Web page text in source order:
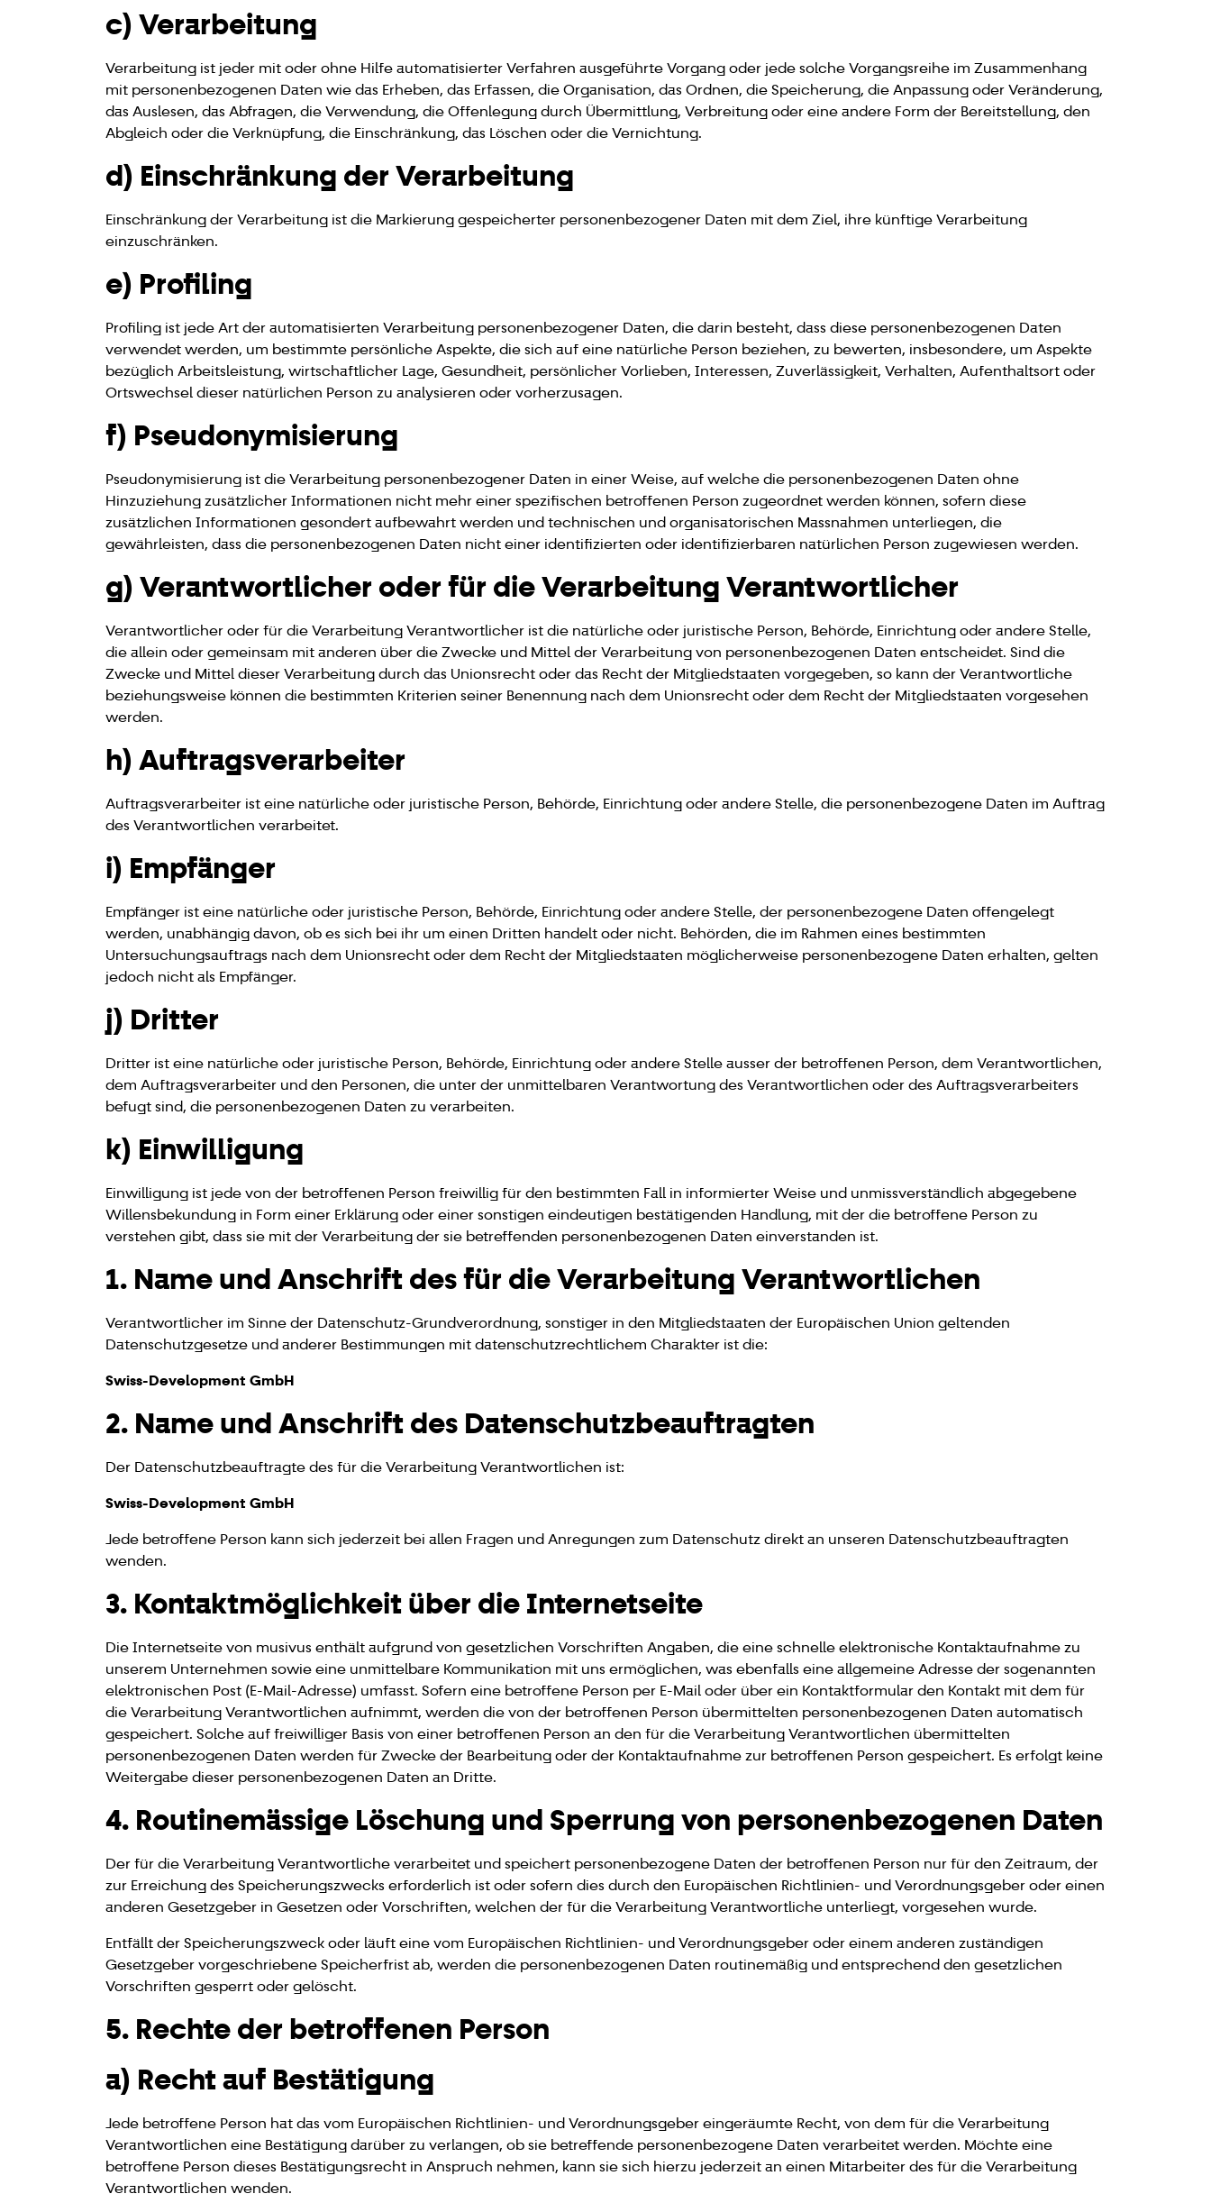
c) Verarbeitung
Verarbeitung ist jeder mit oder ohne Hilfe automatisierter Verfahren ausgeführte Vorgang oder jede solche Vorgangsreihe im Zusammenhang
mit personenbezogenen Daten wie das Erheben, das Erfassen, die Organisation, das Ordnen, die Speicherung, die Anpassung oder Veränderung,
das Auslesen, das Abfragen, die Verwendung, die Offenlegung durch Übermittlung, Verbreitung oder eine andere Form der Bereitstellung, den
Abgleich oder die Verknüpfung, die Einschränkung, das Löschen oder die Vernichtung.
d) Einschränkung der Verarbeitung
Einschränkung der Verarbeitung ist die Markierung gespeicherter personenbezogener Daten mit dem Ziel, ihre künftige Verarbeitung
einzuschränken.
e) Profiling
Profiling ist jede Art der automatisierten Verarbeitung personenbezogener Daten, die darin besteht, dass diese personenbezogenen Daten
verwendet werden, um bestimmte persönliche Aspekte, die sich auf eine natürliche Person beziehen, zu bewerten, insbesondere, um Aspekte
bezüglich Arbeitsleistung, wirtschaftlicher Lage, Gesundheit, persönlicher Vorlieben, Interessen, Zuverlässigkeit, Verhalten, Aufenthaltsort oder
Ortswechsel dieser natürlichen Person zu analysieren oder vorherzusagen.
f) Pseudonymisierung
Pseudonymisierung ist die Verarbeitung personenbezogener Daten in einer Weise, auf welche die personenbezogenen Daten ohne
Hinzuziehung zusätzlicher Informationen nicht mehr einer spezifischen betroffenen Person zugeordnet werden können, sofern diese
zusätzlichen Informationen gesondert aufbewahrt werden und technischen und organisatorischen Massnahmen unterliegen, die
gewährleisten, dass die personenbezogenen Daten nicht einer identifizierten oder identifizierbaren natürlichen Person zugewiesen werden.
g) Verantwortlicher oder für die Verarbeitung Verantwortlicher
Verantwortlicher oder für die Verarbeitung Verantwortlicher ist die natürliche oder juristische Person, Behörde, Einrichtung oder andere Stelle,
die allein oder gemeinsam mit anderen über die Zwecke und Mittel der Verarbeitung von personenbezogenen Daten entscheidet. Sind die
Zwecke und Mittel dieser Verarbeitung durch das Unionsrecht oder das Recht der Mitgliedstaaten vorgegeben, so kann der Verantwortliche
beziehungsweise können die bestimmten Kriterien seiner Benennung nach dem Unionsrecht oder dem Recht der Mitgliedstaaten vorgesehen
werden.
h) Auftragsverarbeiter
Auftragsverarbeiter ist eine natürliche oder juristische Person, Behörde, Einrichtung oder andere Stelle, die personenbezogene Daten im Auftrag
des Verantwortlichen verarbeitet.
i) Empfänger
Empfänger ist eine natürliche oder juristische Person, Behörde, Einrichtung oder andere Stelle, der personenbezogene Daten offengelegt
werden, unabhängig davon, ob es sich bei ihr um einen Dritten handelt oder nicht. Behörden, die im Rahmen eines bestimmten
Untersuchungsauftrags nach dem Unionsrecht oder dem Recht der Mitgliedstaaten möglicherweise personenbezogene Daten erhalten, gelten
jedoch nicht als Empfänger.
j) Dritter
Dritter ist eine natürliche oder juristische Person, Behörde, Einrichtung oder andere Stelle ausser der betroffenen Person, dem Verantwortlichen,
dem Auftragsverarbeiter und den Personen, die unter der unmittelbaren Verantwortung des Verantwortlichen oder des Auftragsverarbeiters
befugt sind, die personenbezogenen Daten zu verarbeiten.
k) Einwilligung
Einwilligung ist jede von der betroffenen Person freiwillig für den bestimmten Fall in informierter Weise und unmissverständlich abgegebene
Willensbekundung in Form einer Erklärung oder einer sonstigen eindeutigen bestätigenden Handlung, mit der die betroffene Person zu
verstehen gibt, dass sie mit der Verarbeitung der sie betreffenden personenbezogenen Daten einverstanden ist.
1. Name und Anschrift des für die Verarbeitung Verantwortlichen
Verantwortlicher im Sinne der Datenschutz-Grundverordnung, sonstiger in den Mitgliedstaaten der Europäischen Union geltenden
Datenschutzgesetze und anderer Bestimmungen mit datenschutzrechtlichem Charakter ist die:
Swiss-Development GmbH
2. Name und Anschrift des Datenschutzbeauftragten
Der Datenschutzbeauftragte des für die Verarbeitung Verantwortlichen ist:
Swiss-Development GmbH
Jede betroffene Person kann sich jederzeit bei allen Fragen und Anregungen zum Datenschutz direkt an unseren Datenschutzbeauftragten
wenden.
3. Kontaktmöglichkeit über die Internetseite
Die Internetseite von musivus enthält aufgrund von gesetzlichen Vorschriften Angaben, die eine schnelle elektronische Kontaktaufnahme zu
unserem Unternehmen sowie eine unmittelbare Kommunikation mit uns ermöglichen, was ebenfalls eine allgemeine Adresse der sogenannten
elektronischen Post (E-Mail-Adresse) umfasst. Sofern eine betroffene Person per E-Mail oder über ein Kontaktformular den Kontakt mit dem für
die Verarbeitung Verantwortlichen aufnimmt, werden die von der betroffenen Person übermittelten personenbezogenen Daten automatisch
gespeichert. Solche auf freiwilliger Basis von einer betroffenen Person an den für die Verarbeitung Verantwortlichen übermittelten
personenbezogenen Daten werden für Zwecke der Bearbeitung oder der Kontaktaufnahme zur betroffenen Person gespeichert. Es erfolgt keine
Weitergabe dieser personenbezogenen Daten an Dritte.
4. Routinemässige Löschung und Sperrung von personenbezogenen Daten
Der für die Verarbeitung Verantwortliche verarbeitet und speichert personenbezogene Daten der betroffenen Person nur für den Zeitraum, der
zur Erreichung des Speicherungszwecks erforderlich ist oder sofern dies durch den Europäischen Richtlinien- und Verordnungsgeber oder einen
anderen Gesetzgeber in Gesetzen oder Vorschriften, welchen der für die Verarbeitung Verantwortliche unterliegt, vorgesehen wurde.
Entfällt der Speicherungszweck oder läuft eine vom Europäischen Richtlinien- und Verordnungsgeber oder einem anderen zuständigen
Gesetzgeber vorgeschriebene Speicherfrist ab, werden die personenbezogenen Daten routinemäßig und entsprechend den gesetzlichen
Vorschriften gesperrt oder gelöscht.
5. Rechte der betroffenen Person
a) Recht auf Bestätigung
Jede betroffene Person hat das vom Europäischen Richtlinien- und Verordnungsgeber eingeräumte Recht, von dem für die Verarbeitung
Verantwortlichen eine Bestätigung darüber zu verlangen, ob sie betreffende personenbezogene Daten verarbeitet werden. Möchte eine
betroffene Person dieses Bestätigungsrecht in Anspruch nehmen, kann sie sich hierzu jederzeit an einen Mitarbeiter des für die Verarbeitung
Verantwortlichen wenden.